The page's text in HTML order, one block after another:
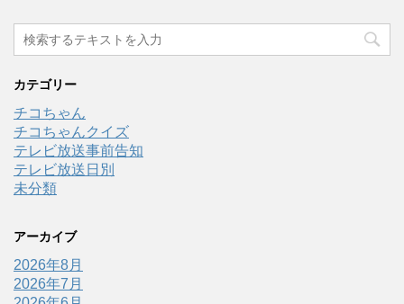
カテゴリー
チコちゃん
チコちゃんクイズ
テレビ放送事前告知
テレビ放送日別
未分類
アーカイブ
2026年8月
2026年7月